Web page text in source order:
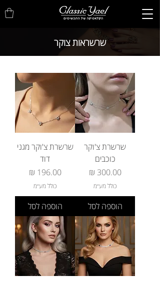
שרשראות צוקר
שרשרת צ'וקר
כוכבים
מחיר‏300.00 ‏₪
כולל מע״מ
הוספה לסל
שרשרת צ'וקר מגני
דוד
מחיר‏196.00 ‏₪
כולל מע״מ
הוספה לסל